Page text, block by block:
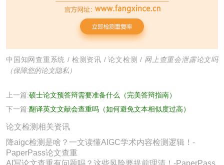
中国知网查重系统 / 检测资讯 /论文检测 / 网上查重会泄露论文吗
（保障您的论文隐私）
上一篇:硕士论文预答辩需要准备什么（完美答辩指南）
下一篇:翻译英文文献会查重吗（如何避免文本相似度过高）
论文检测相关资讯
降aigc检测是啥？一文读懂AIGC学术内容检测逻辑！-
PaperPass论文查重